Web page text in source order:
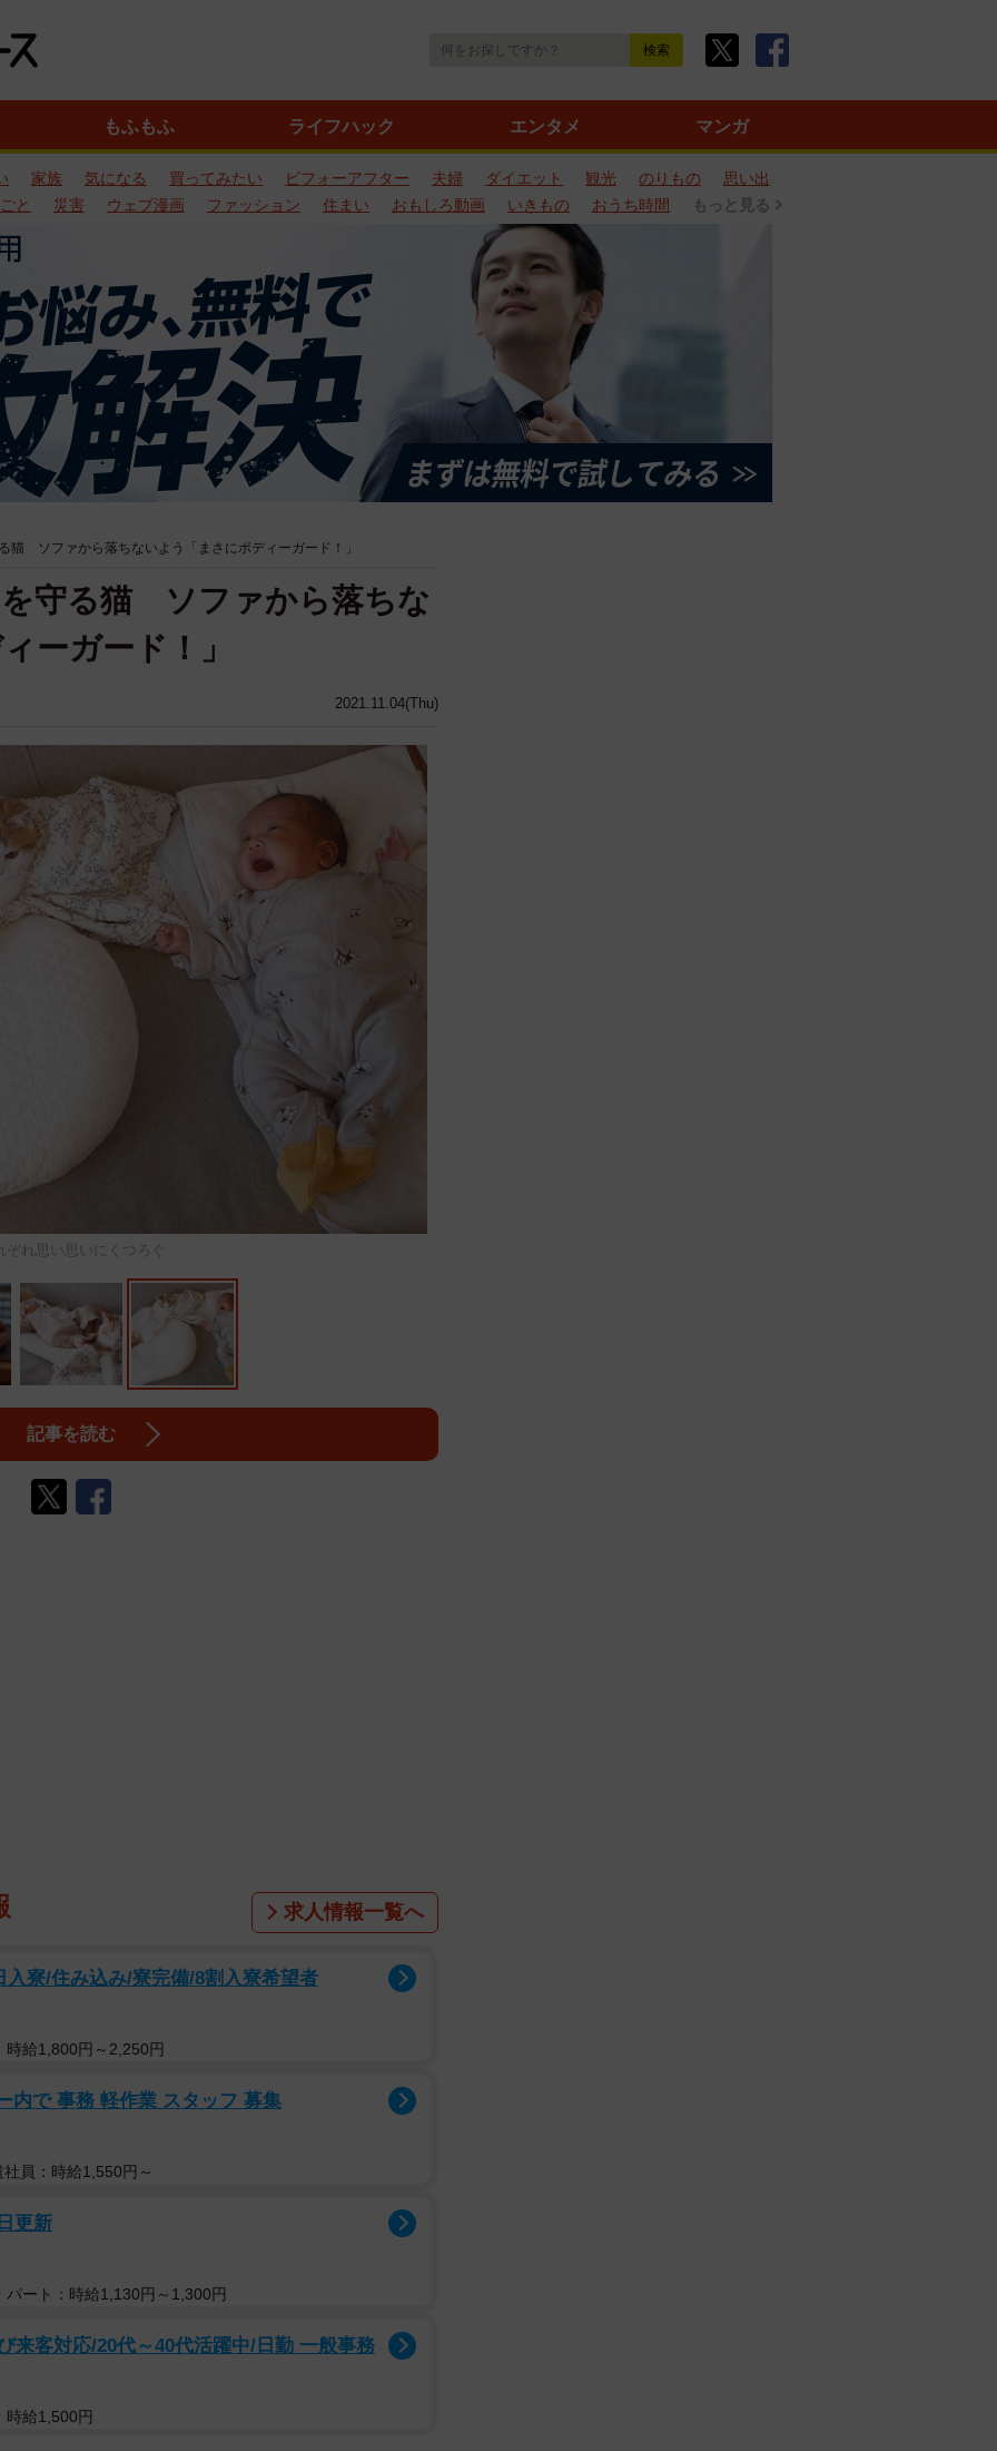
もふもふ ライフハック エンタメ マンガ
家族 気になる 買ってみたい ビフォーアフター 夫婦 ダイエット 観光 のりもの
思い出
と
災害 ウェブ漫画 ファッション 住まい おもしろ動画 いきもの おうち時間 もっと見る
猫 ソファから落ちないよう「まさにボディーガード！」
2021.11.04(Thu)
守る猫 ソファから落ちな
ーガード！」
ぞれ思い思いにくつろぐ
記事を読む
求人情報一覧へ
寮/住み込み/寮完備/8割入寮希望者
時給1,800円～2,250円
内で 事務 軽作業 スタッフ 募集
員：時給1,550円～
更新
パート：時給1,130円～1,300円
来客対応/20代～40代活躍中/日勤 一般事務
時給1,500円